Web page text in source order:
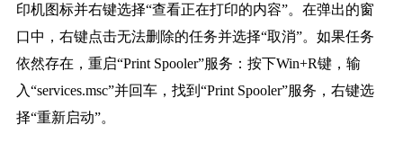
印机图标并右键选择“查看正在打印的内容”。在弹出的窗
口中，右键点击无法删除的任务并选择“取消”。如果任务
依然存在，重启“Print Spooler”服务：按下Win+R键，输
入“services.msc”并回车，找到“Print Spooler”服务，右键选
择“重新启动”。